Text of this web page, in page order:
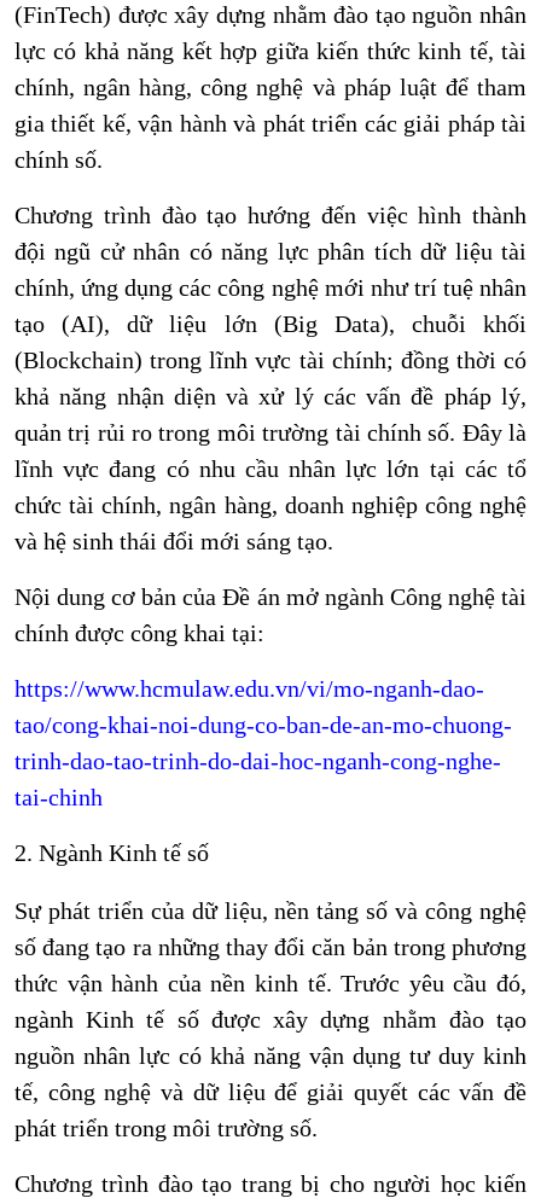
(FinTech) được xây dựng nhằm đào tạo nguồn nhân
lực có khả năng kết hợp giữa kiến thức kinh tế, tài
chính, ngân hàng, công nghệ và pháp luật để tham
gia thiết kế, vận hành và phát triển các giải pháp tài
chính số.
Chương trình đào tạo hướng đến việc hình thành
đội ngũ cử nhân có năng lực phân tích dữ liệu tài
chính, ứng dụng các công nghệ mới như trí tuệ nhân
tạo (AI), dữ liệu lớn (Big Data), chuỗi khối
(Blockchain) trong lĩnh vực tài chính; đồng thời có
khả năng nhận diện và xử lý các vấn đề pháp lý,
quản trị rủi ro trong môi trường tài chính số. Đây là
lĩnh vực đang có nhu cầu nhân lực lớn tại các tổ
chức tài chính, ngân hàng, doanh nghiệp công nghệ
và hệ sinh thái đổi mới sáng tạo.
Nội dung cơ bản của Đề án mở ngành Công nghệ tài
chính được công khai tại:
https://www.hcmulaw.edu.vn/vi/mo-nganh-dao-
tao/cong-khai-noi-dung-co-ban-de-an-mo-chuong-
trinh-dao-tao-trinh-do-dai-hoc-nganh-cong-nghe-
tai-chinh
2. Ngành Kinh tế số
Sự phát triển của dữ liệu, nền tảng số và công nghệ
số đang tạo ra những thay đổi căn bản trong phương
thức vận hành của nền kinh tế. Trước yêu cầu đó,
ngành Kinh tế số được xây dựng nhằm đào tạo
nguồn nhân lực có khả năng vận dụng tư duy kinh
tế, công nghệ và dữ liệu để giải quyết các vấn đề
phát triển trong môi trường số.
Chương trình đào tạo trang bị cho người học kiến